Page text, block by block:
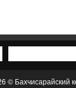
© Бахчисарайский